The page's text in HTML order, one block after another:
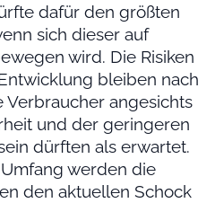
dafür den größten
sich dieser auf
wird. Die Risiken
bleiben nach
angesichts
und der geringeren
dürften als erwartet.
werden die
den aktuellen Schock